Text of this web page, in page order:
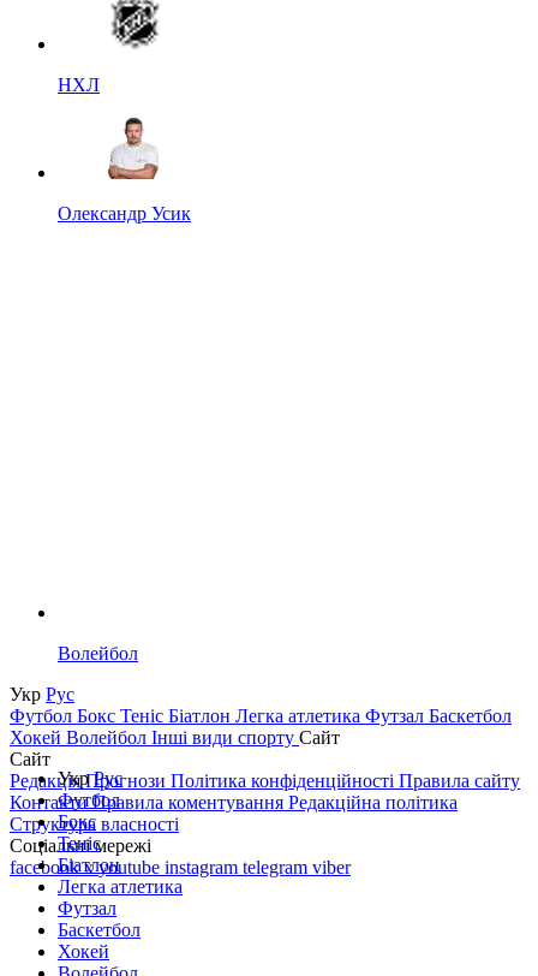
НХЛ
Олександр Усик
Волейбол
Укр Рус
Футбол Бокс Теніс Біатлон Легка атлетика Футзал Баскетбол
Хокей Волейбол Інші види спорту Сайт
Сайт
РедакціяПрогнози Політика конфіденційності Правила сайту
КонтактиПравила коментування Редакційна політика
Структура власності
Соціальні мережі
facebookxyoutube instagram telegram viber
УкрРус
Футбол
Бокс
Теніс
Біатлон
Легка атлетика
Футзал
Баскетбол
Хокей